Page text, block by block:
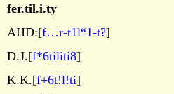
fer.til.i.ty
AHD:[f…r-t1l“1-t?]
D.J.[f*6tiliti8]
K.K.[f+6t!l!ti]